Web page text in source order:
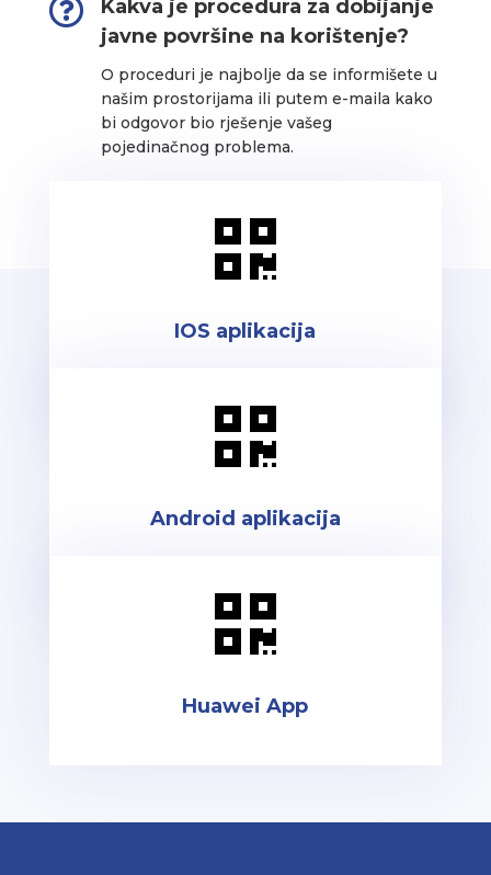

Kakva je procedura za dobijanje
javne površine na korištenje?
O proceduri je najbolje da se informišete u
našim prostorijama ili putem e-maila kako
bi odgovor bio rješenje vašeg
pojedinačnog problema.

IOS aplikacija

Android aplikacija

Huawei App